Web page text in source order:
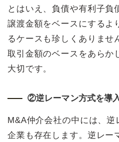
とはいえ、負債や有利子負
譲渡金額をベースにするよ
るケースも珍しくありませ
取引金額のベースをあらか
大切です。
②逆レーマン方式を導
M&A仲介会社の中には、
企業も存在します。逆レー